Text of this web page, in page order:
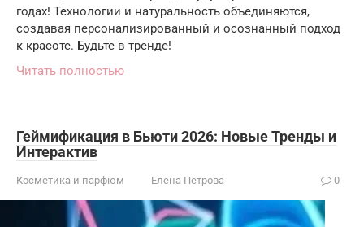
годах! Технологии и натуральность объединяются,
создавая персонализированный и осознанный подход
к красоте. Будьте в тренде!
Читать полностью
Геймификация в Бьюти 2026: Новые Тренды и
Интерактив
Косметика и парфюм Елена Петрова 0